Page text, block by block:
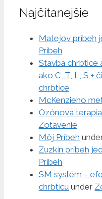
Najčítanejšie
Matejov príbeh
Príbeh
Stavba chrbtice
ako C, T, L, S +
chrbtice
McKenzieho
Ozónová
Zotavenie
Môj Príbeh
Zuzkin príbeh
Príbeh
SM systém –
chrbticu under